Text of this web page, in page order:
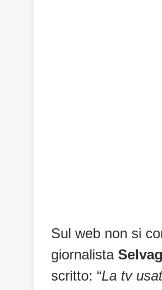
Sul web non si
giornalista
scritto: “La tv